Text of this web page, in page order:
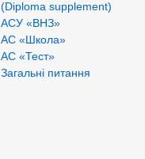
(Diploma supplement)
АСУ «ВНЗ»
АС «Школа»
АС «Тест»
Загальні питання